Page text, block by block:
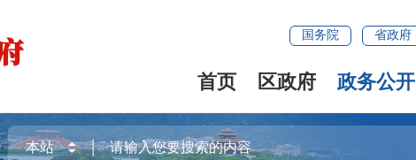
国务院 省政府
首页 区政府 政务公开